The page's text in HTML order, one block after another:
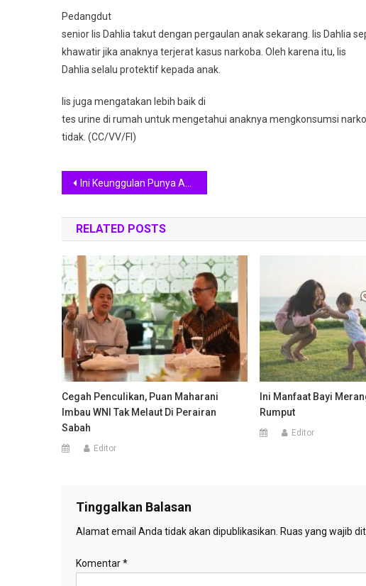
Pedangdut
senior Iis Dahlia takut dengan pergaulan anak sekarang. Iis Dahlia
khawatir jika anaknya terjerat kasus narkoba. Oleh karena itu, Iis
Dahlia selalu protektif kepada anak.
Iis juga mengatakan lebih baik di
tes urine di rumah untuk mengetahui anaknya mengkonsumsi
tidak. (CC/VV/FI)
Navigasi
pos
Ini Keunggulan Punya Anak Perempuan
RELATED POSTS
Cegah Penculikan, Puan Maharani
Imbau WNI Tak Melaut Di Perairan
Sabah
Editor
Ini Manfaat Bayi
Rumput
Editor
Tinggalkan Balasan
Alamat email Anda tidak akan dipublikasikan. Ruas yang wajib
Komentar*